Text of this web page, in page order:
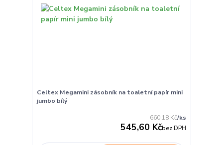
Celtex Megamini zásobník na toaletní papír mini
jumbo bílý
660,18 Kč/ks
545,60 Kčbez DPH